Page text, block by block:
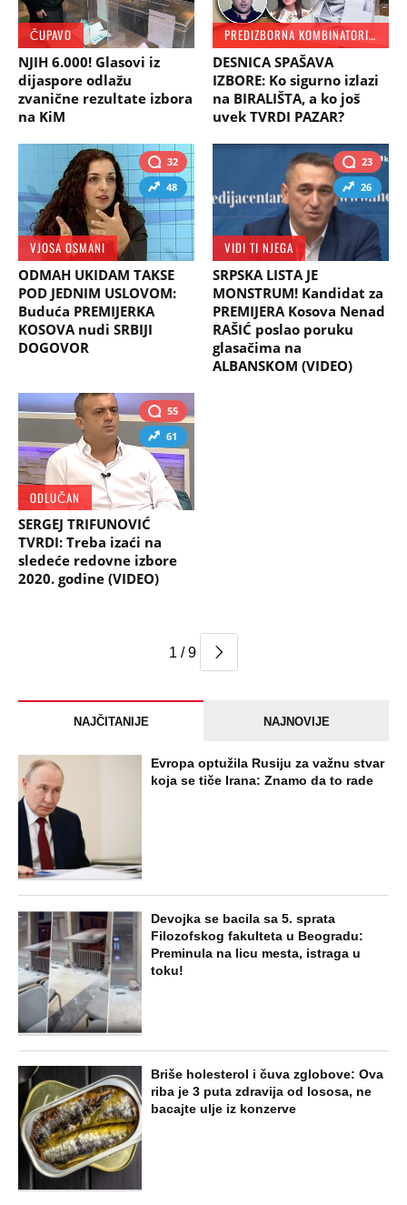
ČUPAVO
NJIH 6.000! Glasovi iz
dijaspore odlažu
zvanične rezultate izbora
na KiM
PREDIZBORNA KOMBINATORIKA
DESNICA SPAŠAVA
IZBORE: Ko sigurno izlazi
na BIRALIŠTA, a ko još
uvek TVRDI PAZAR?
32
48
VJOSA OSMANI
ODMAH UKIDAM TAKSE
POD JEDNIM USLOVOM:
Buduća PREMIJERKA
KOSOVA nudi SRBIJI
DOGOVOR
23
26
VIDI TI NJEGA
SRPSKA LISTA JE
MONSTRUM! Kandidat za
PREMIJERA Kosova Nenad
RAŠIĆ poslao poruku
glasačima na
ALBANSKOM (VIDEO)
55
61
ODLUČAN
SERGEJ TRIFUNOVIĆ
TVRDI: Treba izaći na
sledeće redovne izbore
2020. godine (VIDEO)
1 / 9
NAJČITANIJE NAJNOVIJE
Evropa optužila Rusiju za važnu stvar
koja se tiče Irana: Znamo da to rade
Devojka se bacila sa 5. sprata
Filozofskog fakulteta u Beogradu:
Preminula na licu mesta, istraga u
toku!
Briše holesterol i čuva zglobove: Ova
riba je 3 puta zdravija od lososa, ne
bacajte ulje iz konzerve